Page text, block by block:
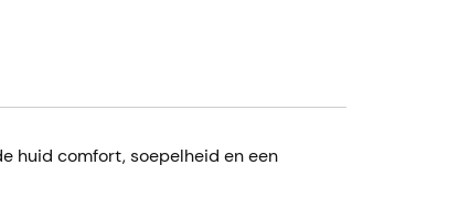
huid comfort, soepelheid en een